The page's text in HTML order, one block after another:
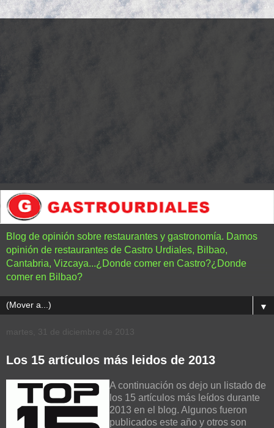
Blog de opinión sobre restaurantes y gastronomía. Damos
opinión de restaurantes de Castro Urdiales, Bilbao,
Cantabria, Vizcaya...¿Donde comer en Castro?¿Donde
comer en Bilbao?
▼
martes, 31 de diciembre de 2013
Los 15 artículos más leidos de 2013
A continuación os dejo un listado de
los 15 artículos más leídos durante
2013 en el blog. Algunos fueron
publicados este año y otros son